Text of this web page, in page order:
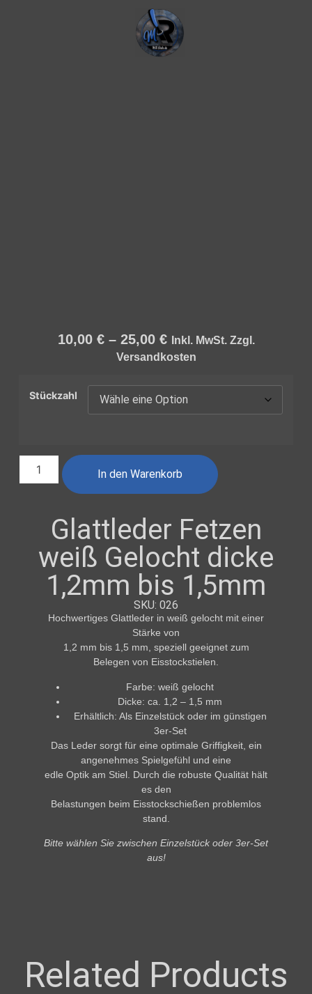
10,00 € – 25,00 €
Inkl. MwSt. Zzgl.
Versandkosten
Stückzahl
In den Warenkorb
Glattleder Fetzen
weiß Gelocht dicke
1,2mm bis 1,5mm
SKU: 026
Hochwertiges Glattleder in weiß gelocht mit einer
Stärke von
1,2 mm bis 1,5 mm, speziell geeignet zum
Belegen von Eisstockstielen.
Farbe: weiß gelocht
Dicke: ca. 1,2 – 1,5 mm
Erhältlich: Als Einzelstück oder im günstigen
3er-Set
Das Leder sorgt für eine optimale Griffigkeit, ein
angenehmes Spielgefühl und eine
edle Optik am Stiel. Durch die robuste Qualität hält
es den
Belastungen beim Eisstockschießen problemlos
stand.
Bitte wählen Sie zwischen Einzelstück oder 3er-Set
aus!
Related Products